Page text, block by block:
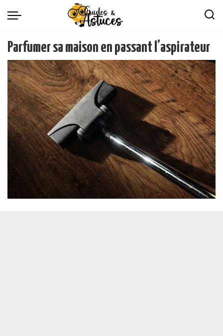
Parfumer sa maison en passant l’aspirateur